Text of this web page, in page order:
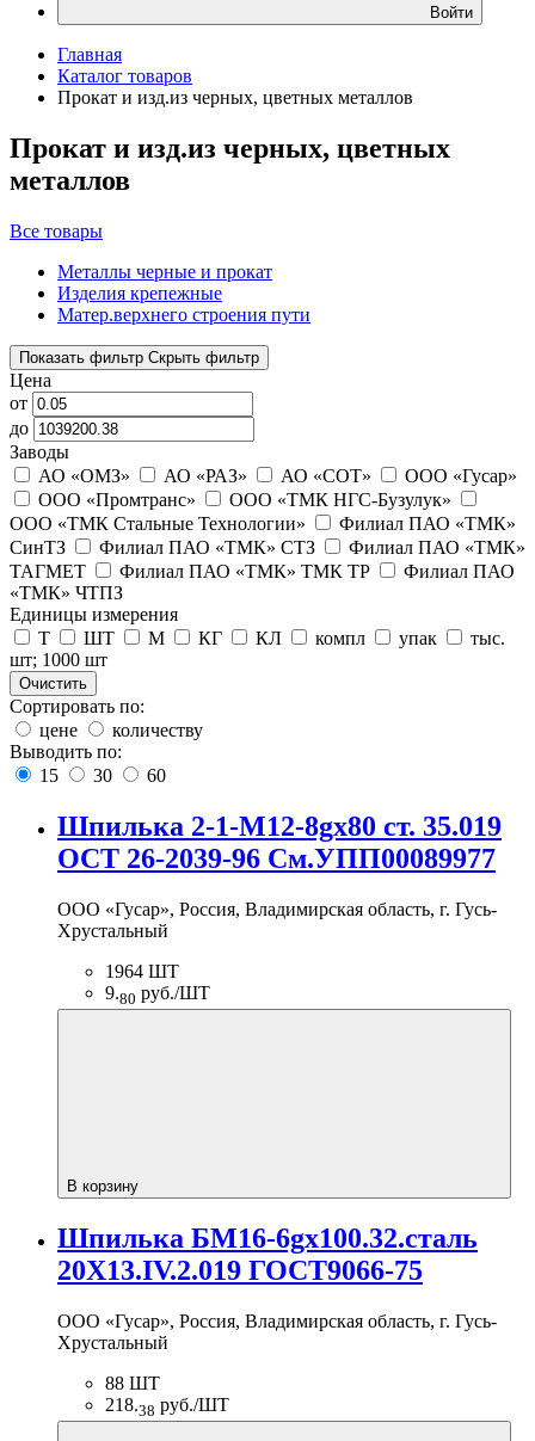
Войти
Главная
Каталог товаров
Прокат и изд.из черных, цветных металлов
Прокат и изд.из черных, цветных
металлов
Все товары
Металлы черные и прокат
Изделия крепежные
Матер.верхнего строения пути
Показать фильтр Скрыть фильтр
Цена
от
до
Заводы
АО «ОМЗ»
АО «РАЗ» АО «СОТ»
ООО «Гусар»
ООО «Промтранс»
ООО «ТМК НГС-Бузулук»
ООО «ТМК Стальные Технологии»
Филиал ПАО «ТМК»
СинТЗ
Филиал ПАО «ТМК» СТЗ
Филиал ПАО «ТМК»
ТАГМЕТ
Филиал ПАО «ТМК» ТМК ТР
Филиал ПАО
«ТМК» ЧТПЗ
Единицы измерения
Т
ШТ М КГ КЛ компл упак
тыс.
шт; 1000 шт
Очистить
Сортировать по:
цене
количеству
Выводить по:
15
30 60
Шпилька 2-1-М12-8gх80 ст. 35.019
ОСТ 26-2039-96 См.УПП00089977
ООО «Гусар», Россия, Владимирская область, г. Гусь-
Хрустальный
1964 ШТ
9.80 руб./ШТ
В корзину
Шпилька БМ16-6gх100.32.сталь
20Х13.IV.2.019 ГОСТ9066-75
ООО «Гусар», Россия, Владимирская область, г. Гусь-
Хрустальный
88 ШТ
218.38 руб./ШТ